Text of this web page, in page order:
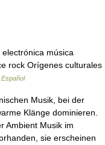
música
rock Orígenes culturales
Español
Musik, bei der
Klänge dominieren.
Ambient Musik im
sie erscheinen